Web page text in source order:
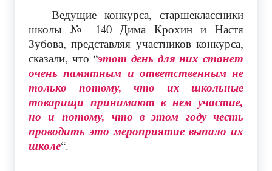
Ведущие конкурса, старшеклассники
школы № 140 Дима Крохин и Настя
Зубова, представляя участников конкурса,
сказали, что “этот день для них станет
очень памятным и ответственным не
только потому, что их школьные
товарищи принимают в нем участие,
но и потому, что в этом году честь
проводить это мероприятие выпало их
школе“.